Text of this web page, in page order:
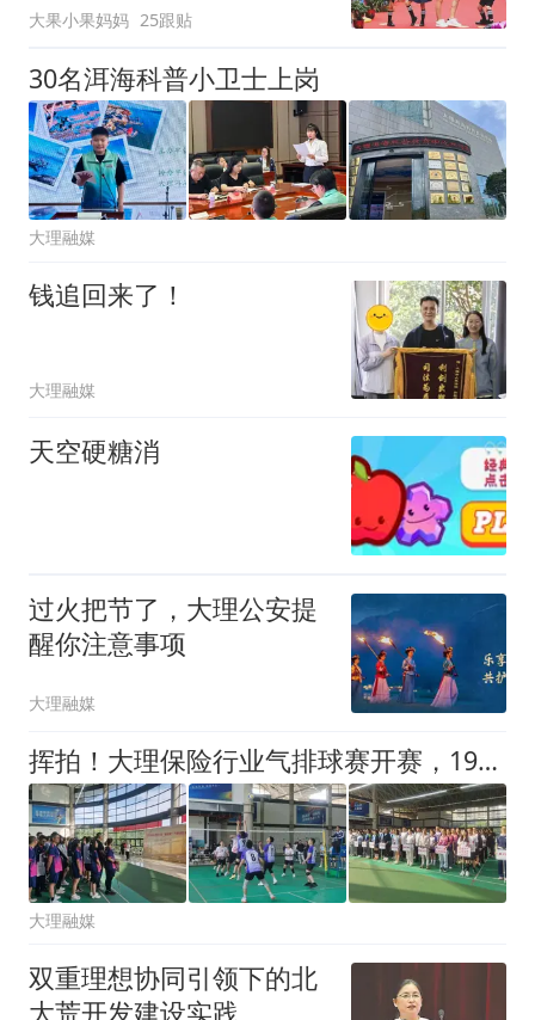
大果小果妈妈 25跟贴
30名洱海科普小卫士上岗
大理融媒
钱追回来了！
大理融媒
天空硬糖消
过火把节了，大理公安提
醒你注意事项
大理融媒
挥拍！大理保险行业气排球赛开赛，19队角逐→
大理融媒
双重理想协同引领下的北
大荒开发建设实践